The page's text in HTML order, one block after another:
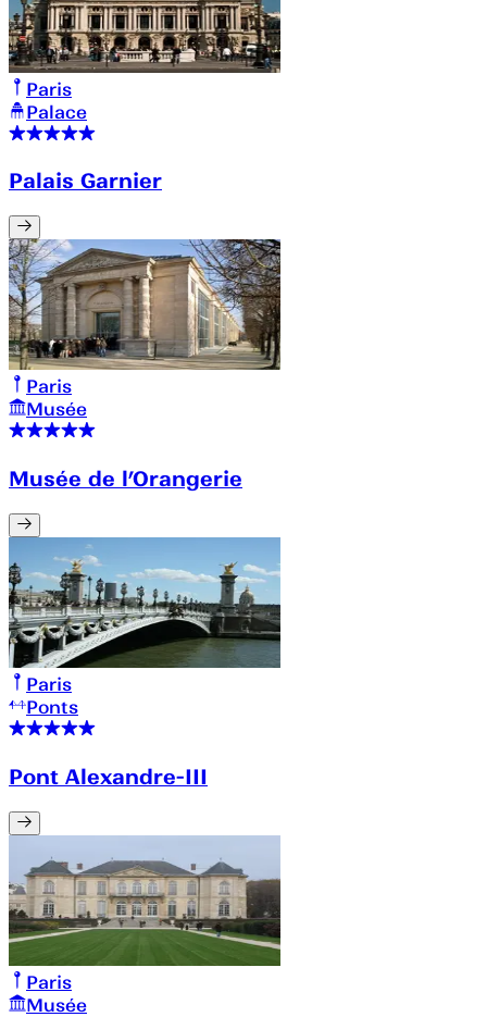
Paris
Palace
Palais Garnier
Paris
Musée
Musée de l’Orangerie
Paris
Ponts
Pont Alexandre-III
Paris
Musée